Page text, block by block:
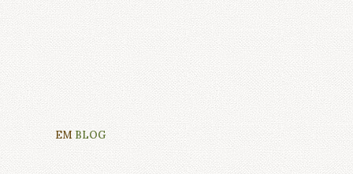
EM BLOG